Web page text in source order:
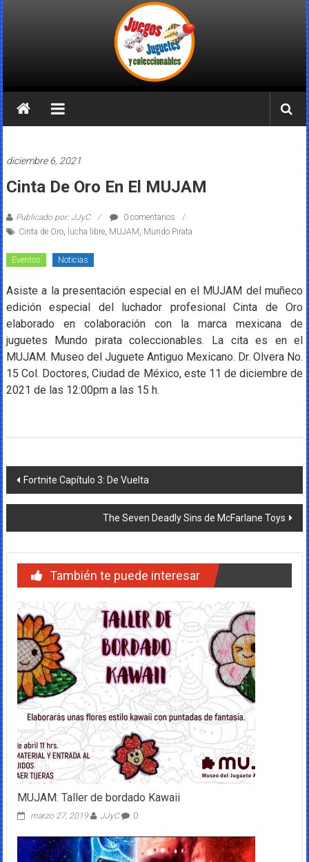
Saltar
al
contenido
Juegos
Juguetes
y
Coleccionables
y
para
diciembre 6, 2021
Cinta De Oro En El MUJAM
Publicado por: JJyC
0 comentarios
Cinta de Oro, lucha libre, MUJAM, Mundo Pirata
Eventos Noticias
Asiste a la presentación especial en el MUJAM del muñeco
edición especial del luchador profesional Cinta de Oro
elaborado en colaboración con la marca mexicana de
juguetes Mundo pirata coleccionables. La cita es en el
MUJAM. Museo del Juguete Antiguo Mexicano. Dr. Olvera No.
15 Col. Doctores, Ciudad de México, este 11 de diciembre de
2021 de las 12:00pm a las 15 h.
Navegación
de
entradas
Fortnite Capítulo 3: De Vuelta
The Seven Deadly Sins de McFarlane Toys
También te puede interesar
MUJAM: Taller de bordado Kawaii
marzo 27, 2019 JJyC 0